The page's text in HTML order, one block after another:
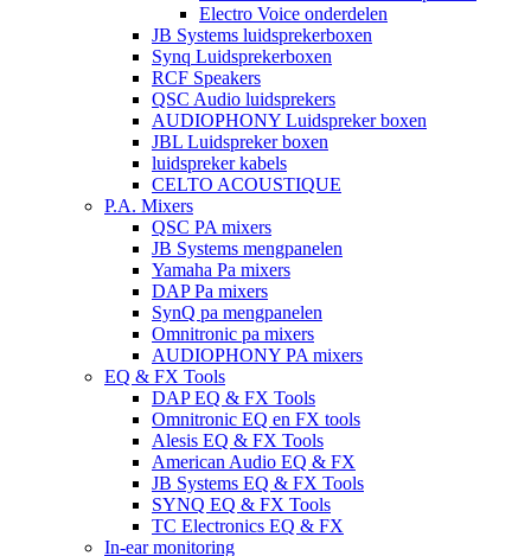
Electro Voice onderdelen
JB Systems luidsprekerboxen
Synq Luidsprekerboxen
RCF Speakers
QSC Audio luidsprekers
AUDIOPHONY Luidspreker boxen
JBL Luidspreker boxen
luidspreker kabels
CELTO ACOUSTIQUE
P.A. Mixers
QSC PA mixers
JB Systems mengpanelen
Yamaha Pa mixers
DAP Pa mixers
SynQ pa mengpanelen
Omnitronic pa mixers
AUDIOPHONY PA mixers
EQ & FX Tools
DAP EQ & FX Tools
Omnitronic EQ en FX tools
Alesis EQ & FX Tools
American Audio EQ & FX
JB Systems EQ & FX Tools
SYNQ EQ & FX Tools
TC Electronics EQ & FX
In-ear monitoring